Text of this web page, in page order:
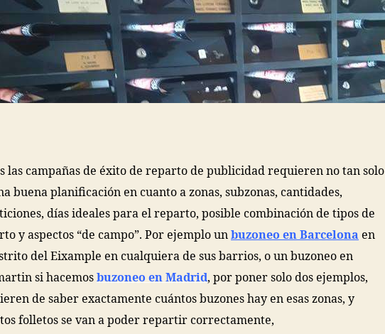
las campañas de éxito de reparto de publicidad requieren no tan solo
buena planificación en cuanto a zonas, subzonas, cantidades,
días ideales para el reparto, posible combinación de tipos de
y aspectos “de campo”. Por ejemplo un buzoneo en Barcelona en
del Eixample en cualquiera de sus barrios, o un buzoneo en
si hacemosbuzoneo en Madrid, por poner solo dos ejemplos,
de saber exactamente cuántos buzones hay en esas zonas, y
folletos se van a poder repartir correctamente,